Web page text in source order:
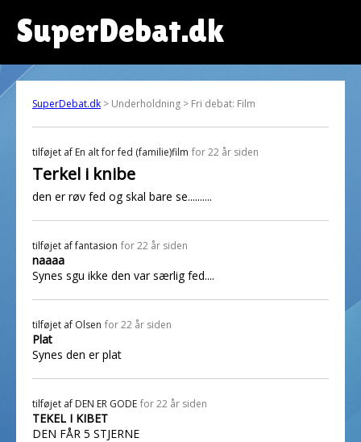
SuperDebat.dk
SuperDebat.dk > Underholdning > Fri debat: Film
tilføjet af En alt for fed (familie)film for 22 år siden
Terkel i knibe
den er røv fed og skal bare se..........
tilføjet affantasion for 22 år siden
naaaa
Synes sgu ikke den var særlig fed....
tilføjet af Olsen for 22 år siden
Plat
Synes den er plat
tilføjet af DEN ER GODE for 22 år siden
TEKEL I KIBET
DEN FÅR 5 STJERNE